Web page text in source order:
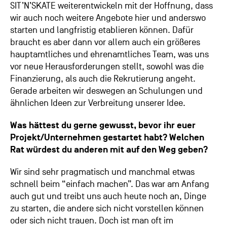
SIT’N’SKATE weiterentwickeln mit der Hoffnung, dass
wir auch noch weitere Angebote hier und anderswo
starten und langfristig etablieren können. Dafür
braucht es aber dann vor allem auch ein größeres
hauptamtliches und ehrenamtliches Team, was uns
vor neue Herausforderungen stellt, sowohl was die
Finanzierung, als auch die Rekrutierung angeht.
Gerade arbeiten wir deswegen an Schulungen und
ähnlichen Ideen zur Verbreitung unserer Idee.
Was hättest du gerne gewusst, bevor ihr euer
Projekt/Unternehmen gestartet habt? Welchen
Rat würdest du anderen mit auf den Weg geben?
Wir sind sehr pragmatisch und manchmal etwas
schnell beim “einfach machen”. Das war am Anfang
auch gut und treibt uns auch heute noch an, Dinge
zu starten, die andere sich nicht vorstellen können
oder sich nicht trauen. Doch ist man oft im